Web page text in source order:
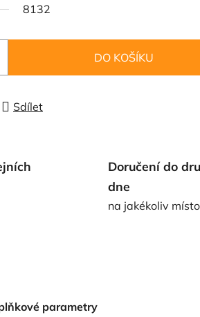
8132
DO KOŠÍKU
Sdílet
Doručení do
dne
na jakékoliv místo
parametry